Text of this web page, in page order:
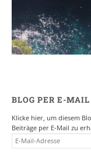
BLOG PER E-MAIL
Klicke hier, um diesem
Beiträge per E-Mail zu
E-
MAIL-